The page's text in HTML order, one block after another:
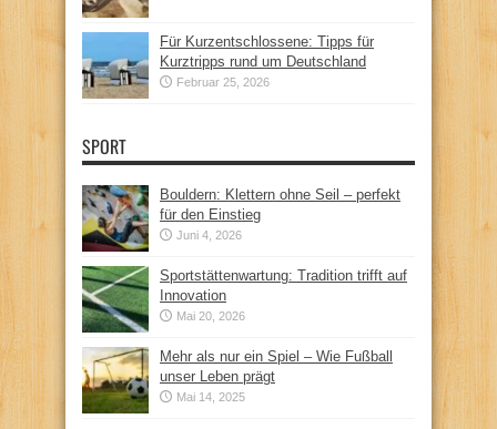
Für Kurzentschlossene: Tipps für
Kurztripps rund um Deutschland
Februar 25, 2026
SPORT
Bouldern: Klettern ohne Seil – perfekt
für den Einstieg
Juni 4, 2026
Sportstättenwartung: Tradition trifft auf
Innovation
Mai 20, 2026
Mehr als nur ein Spiel – Wie Fußball
unser Leben prägt
Mai 14, 2025